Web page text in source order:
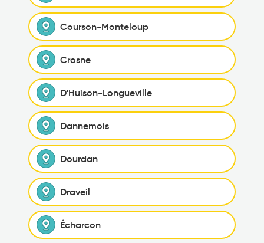
Courson-Monteloup
Crosne
D'Huison-Longueville
Dannemois
Dourdan
Draveil
Écharcon